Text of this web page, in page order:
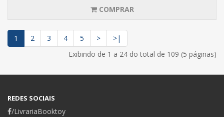
COMPRAR
1 2 3 4 5 >
>|
Exibindo de 1 a 24 do total de 109 (5 páginas)
REDES SOCIAIS
/LivrariaBooktoy